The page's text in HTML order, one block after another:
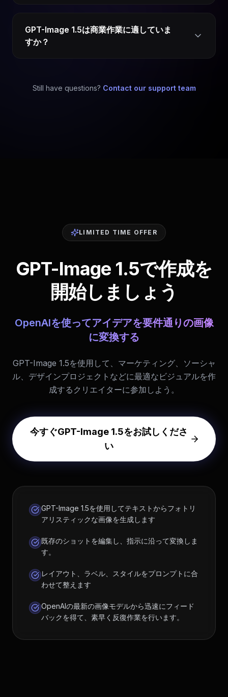
GPT-Image 1.5は商業作業に適していま
すか？
Still have questions? Contact our support team
LIMITED TIME OFFER
GPT-Image 1.5で作成を
開始しましょう
OpenAIを使ってアイデアを要件通りの画像
に変換する
GPT-Image 1.5を使用して、マーケティング、ソーシャ
ル、デザインプロジェクトなどに最適なビジュアルを作
成するクリエイターに参加しよう。
今すぐGPT-Image 1.5をお試しくださ
い
GPT-Image 1.5を使用してテキストからフォトリ
アリスティックな画像を生成します
既存のショットを編集し、指示に沿って変換しま
す。
レイアウト、ラベル、スタイルをプロンプトに合
わせて整えます
OpenAIの最新の画像モデルから迅速にフィード
バックを得て、素早く反復作業を行います。